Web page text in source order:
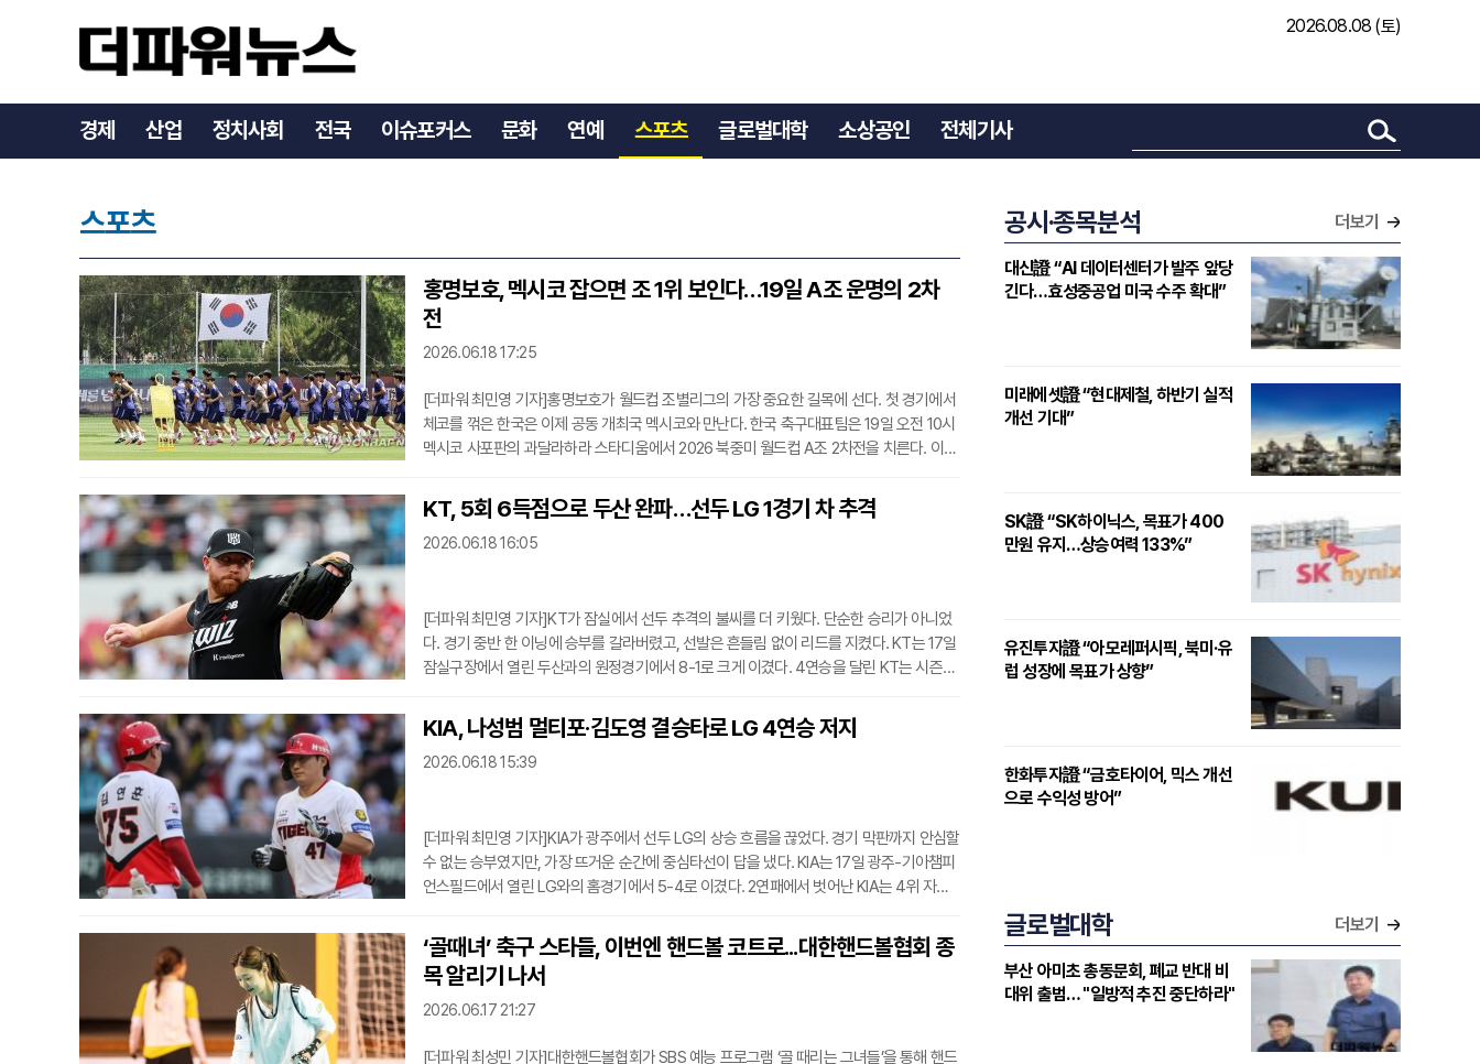
2026.08.08 (토)
경제 산업 정치사회 전국 이슈포커스 문화 연예 스포츠 글로벌대학 소상공인 전체기사
스포츠
홍명보호, 멕시코 잡으면 조 1위 보인다…19일 A조 운명의 2차
전
2026.06.18 17:25
[더파워 최민영 기자]홍명보호가 월드컵 조별리그의 가장 중요한 길목에 선다. 첫 경기에서
체코를 꺾은 한국은 이제 공동 개최국 멕시코와 만난다. 한국 축구대표팀은 19일 오전 10시
멕시코 사포판의 과달라하라 스타디움에서 2026 북중미 월드컵 A조 2차전을 치른다. 이
름은 단순하면서도 복잡하다. 1차전에서 멕시코는 남아프리카공화국을 2-0으로 꺾었고, 한
국은 체코를 2-1로 눌렀다. 두 팀 모두 승점 3을 챙겼지만 골득실에서 멕시코가 1위, 한국이
2위에 자리했다. 그래서 2차전 맞대결은 사실상 조 1위 경쟁의 분수령이다.한국이 멕시코를
KT, 5회 6득점으로 두산 완파…선두 LG 1경기 차 추격
2026.06.18 16:05
[더파워 최민영 기자]KT가 잠실에서 선두 추격의 불씨를 더 키웠다. 단순한 승리가 아니었
다. 경기 중반 한 이닝에 승부를 갈라버렸고, 선발은 흔들림 없이 리드를 지켰다. KT는 17일
잠실구장에서 열린 두산과의 원정경기에서 8-1로 크게 이겼다. 4연승을 달린 KT는 시즌
지 않았다. 2회초 샘 힐리어드의 안타와 상대 포일, 김상수의 몸에 맞는 공 등으로 1사 만루
를 만들었다. 한승택이 희생플라이를 쳐 먼저 점수를 냈다. 두산도 3회말 다즈 카메론의 2루
타와 김민석의 안타로 1-1 균형을 맞췄지만, 잠실의 흐름은 오래가지 않았다.승부가 터진 건
KIA, 나성범 멀티포·김도영 결승타로 LG 4연승 저지
2026.06.18 15:39
[더파워 최민영 기자]KIA가 광주에서 선두 LG의 상승 흐름을 끊었다. 경기 막판까지 안심할
수 없는 승부였지만, 가장 뜨거운 순간에 중심타선이 답을 냈다. KIA는 17일 광주-기아챔피
언스필드에서 열린 LG와의 홈경기에서 5-4로 이겼다. 2연패에서 벗어난 KIA는 4위 자리
루타와 박재현의 안타, 박민의 볼넷으로 만루를 만들었다. 이어 김규성이 밀어내기 볼넷을
골라내며 선취점을 뽑았다. 3회말에는 나성범이 LG 선발 장현식의 직구를 받아쳐 가운데
담장을 넘겼다. 시즌 12호 솔로포였다. KIA는 초반부터 LG 마운드를 흔들며 2-0으로 앞섰
다.LG도 그대로
‘골때녀’ 축구 스타들, 이번엔 핸드볼 코트로...대한핸드볼협회 종
목 알리기 나서
2026.06.17 21:27
[더파워 최성민 기자]대한핸드볼협회가 SBS 예능 프로그램 ‘골 때리는 그녀들’을 통해 핸드
공시·종목분석 더보기
대신證 “AI 데이터센터가 발주 앞당
긴다…효성중공업 미국 수주 확대”
미래에셋證 “현대제철, 하반기 실적
개선 기대”
SK證 “SK하이닉스, 목표가 400
만원 유지…상승여력 133%”
유진투자證 “아모레퍼시픽, 북미·유
럽 성장에 목표가 상향”
한화투자證 “금호타이어, 믹스 개선
으로 수익성 방어”
글로벌대학 더보기
부산 아미초 총동문회, 폐교 반대 비
대위 출범… "일방적 추진 중단하라"